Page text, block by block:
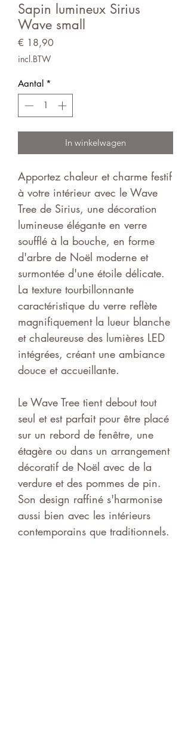
Sapin lumineux Sirius
Wave small
€ 18,90Prijs
incl.BTW
Aantal *
In winkelwagen
Apportez chaleur et charme festif
à votre intérieur avec le Wave
Tree de Sirius, une décoration
lumineuse élégante en verre
soufflé à la bouche, en forme
d'arbre de Noël moderne et
surmontée d'une étoile délicate.
La texture tourbillonnante
caractéristique du verre reflète
magnifiquement la lueur blanche
et chaleureuse des lumières LED
intégrées, créant une ambiance
douce et accueillante.
Le Wave Tree tient debout tout
seul et est parfait pour être placé
sur un rebord de fenêtre, une
étagère ou dans un arrangement
décoratif de Noël avec de la
verdure et des pommes de pin.
Son design raffiné s'harmonise
aussi bien avec les intérieurs
contemporains que traditionnels.